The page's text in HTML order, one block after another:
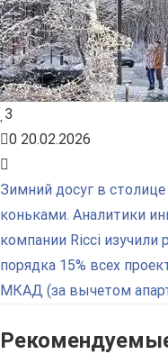
3
0 20.02.2026
Зимний досуг в
коньками. Аналитики
компании Ricci изучили
порядка 15% всех
МКАД (за вычетом